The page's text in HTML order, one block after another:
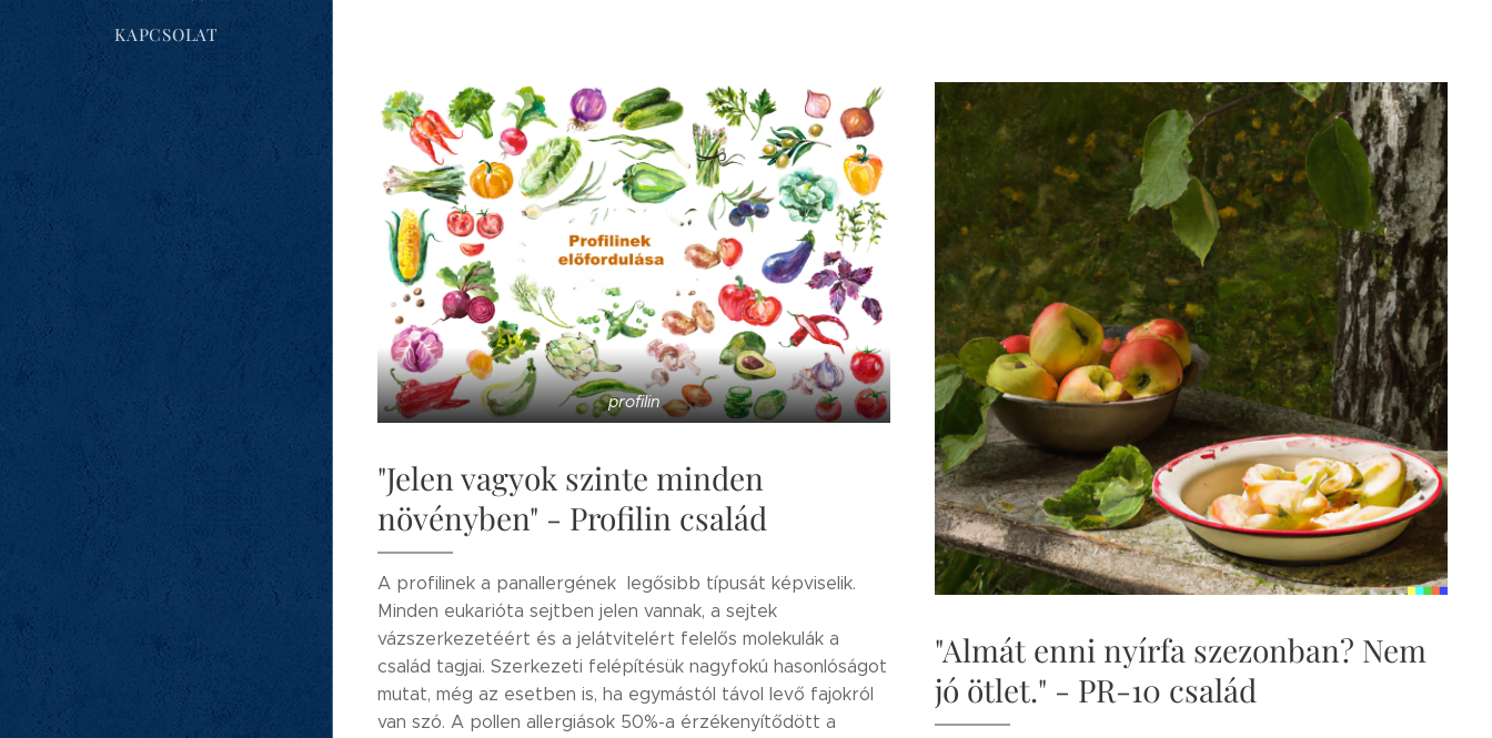
KAPCSOLAT
profilin
"Jelen vagyok szinte minden
növényben" - Profilin család
A profilinek a panallergének legősibb típusát képviselik.
Minden eukarióta sejtben jelen vannak, a sejtek
vázszerkezetéért és a jelátvitelért felelős molekulák a
család tagjai. Szerkezeti felépítésük nagyfokú hasonlóságot
mutat, még az esetben is, ha egymástól távol levő fajokról
van szó. A pollen allergiások 50%-a érzékenyítődött a
"Almát enni nyírfa szezonban? Nem
jó ötlet." - PR-10 család